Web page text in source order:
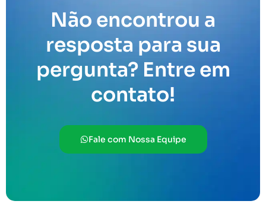
Não encontrou a
resposta para sua
pergunta? Entre em
contato!
Fale com Nossa Equipe